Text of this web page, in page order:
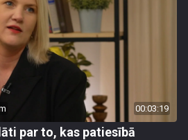
00:03:19
par to, kas patiesībā